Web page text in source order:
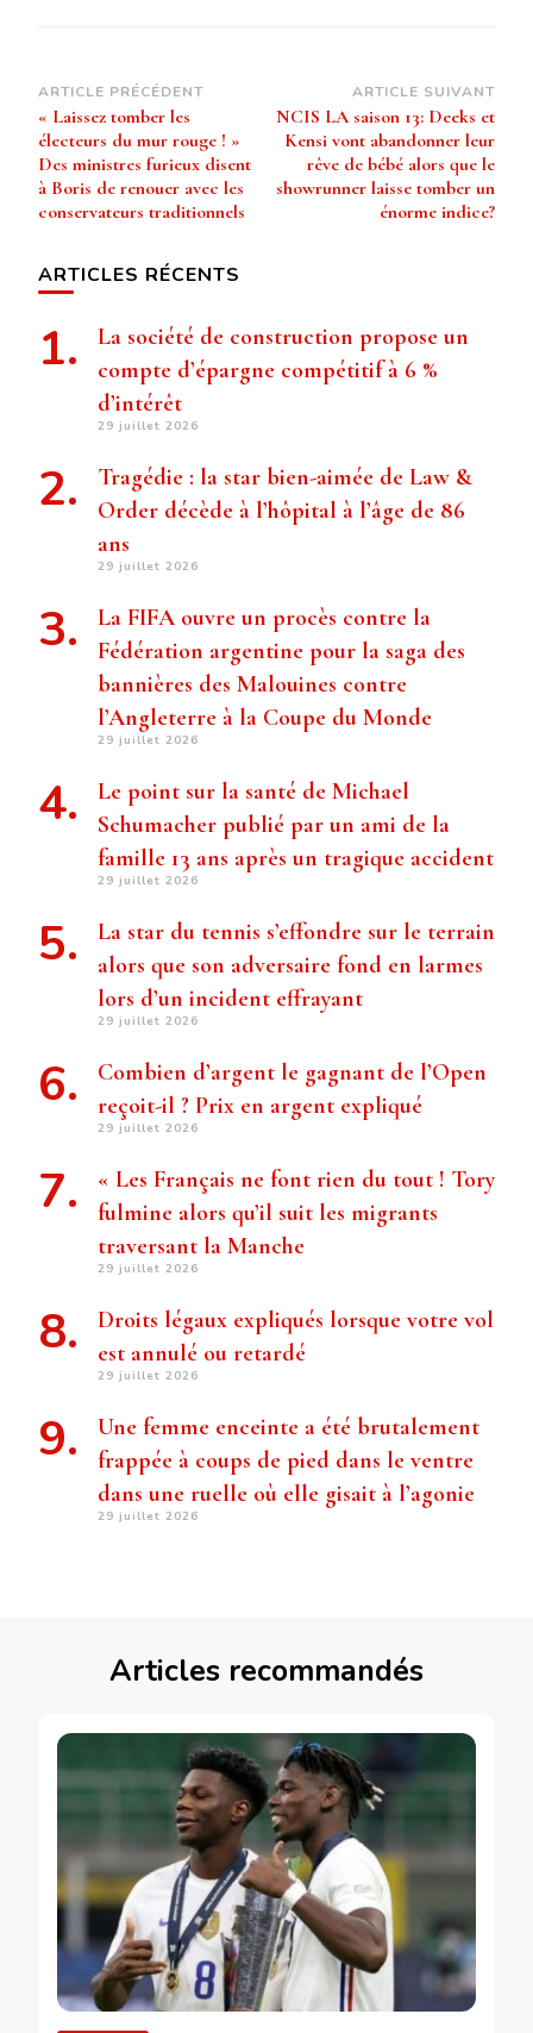
Navigation
d’article
ARTICLE PRÉCÉDENT
« Laissez tomber les
électeurs du mur rouge ! »
Des ministres furieux disent
à Boris de renouer avec les
conservateurs traditionnels
ARTICLE SUIVANT
NCIS LA saison 13: Deeks et
Kensi vont abandonner leur
rêve de bébé alors que le
showrunner laisse tomber un
énorme indice?
ARTICLES RÉCENTS
La société de construction propose un
compte d’épargne compétitif à 6 %
d’intérêt
29 juillet 2026
Tragédie : la star bien-aimée de Law &
Order décède à l’hôpital à l’âge de 86
ans
29 juillet 2026
La FIFA ouvre un procès contre la
Fédération argentine pour la saga des
bannières des Malouines contre
l’Angleterre à la Coupe du Monde
29 juillet 2026
Le point sur la santé de Michael
Schumacher publié par un ami de la
famille 13 ans après un tragique accident
29 juillet 2026
La star du tennis s’effondre sur le terrain
alors que son adversaire fond en larmes
lors d’un incident effrayant
29 juillet 2026
Combien d’argent le gagnant de l’Open
reçoit-il ? Prix ​​en argent expliqué
29 juillet 2026
« Les Français ne font rien du tout ! Tory
fulmine alors qu’il suit les migrants
traversant la Manche
29 juillet 2026
Droits légaux expliqués lorsque votre vol
est annulé ou retardé
29 juillet 2026
Une femme enceinte a été brutalement
frappée à coups de pied dans le ventre
dans une ruelle où elle gisait à l’agonie
29 juillet 2026
Articles recommandés